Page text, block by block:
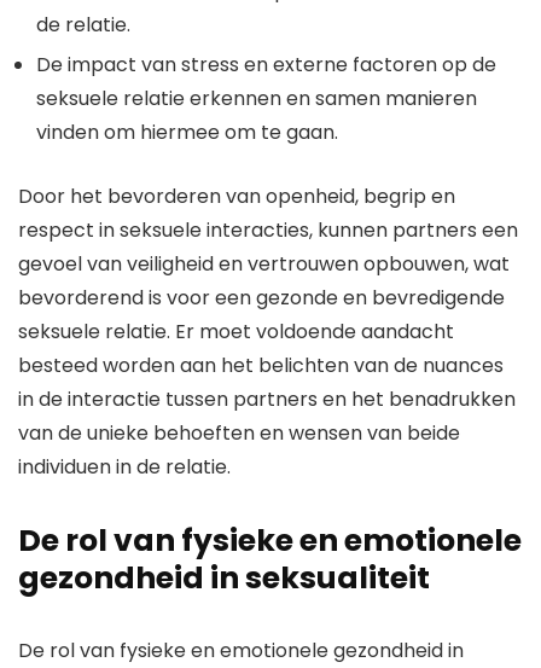
de relatie.
De impact van stress en externe factoren op de
seksuele relatie erkennen en samen manieren
vinden om hiermee om te gaan.
Door het bevorderen van openheid, begrip en
respect in seksuele interacties, kunnen partners een
gevoel van veiligheid en vertrouwen opbouwen, wat
bevorderend is voor een gezonde en bevredigende
seksuele relatie. Er moet voldoende aandacht
besteed worden aan het belichten van de nuances
in de interactie tussen partners en het benadrukken
van de unieke behoeften en wensen van beide
individuen in de relatie.
De rol van fysieke en emotionele
gezondheid in seksualiteit
De rol van fysieke en emotionele gezondheid in